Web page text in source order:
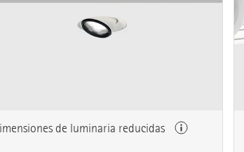
de luminaria reducidas